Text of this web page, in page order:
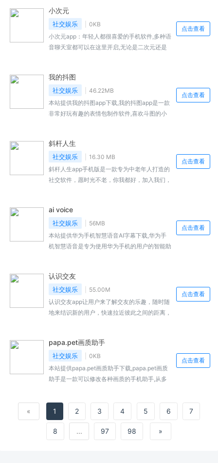
小次元
社交娱乐
0KB
小次元app：年轻人都很喜爱的手机软件,多种语
音聊天室都可以在这里开启,无论是二次元还是
趣的其他用户,让你兴趣...
点击查看
我的抖图
社交娱乐
46.22MB
本站提供我的抖图app下载,我的抖图app是一款
非常好玩有趣的表情包制作软件,喜欢斗图的小
点击查看
斜杆人生
社交娱乐
16.30 MB
斜杆人生app手机版是一款专为中老年人打造的
社交软件，愿时光不老，你我都好，加入我们，
幸福的一颗心，快来下载吧。
点击查看
ai voice
社交娱乐
56MB
本站提供华为手机智慧语音AI字幕下载,华为手
机智慧语音是专为使用华为手机的用户的智能助
慧语音AI字幕新版免费下载地址...
点击查看
认识交友
社交娱乐
55.00M
认识交友app让用户来了解交友的乐趣，随时随
地来结识新的用户，快速拉近彼此之间的距离，
点击查看
papa.pet画质助手
社交娱乐
0KB
本站提供papa.pet画质助手下载,papa.pet画质
助手是一款可以修改各种画质的手机助手,从多
址...
点击查看
« 1 2 3 4 5 6 7
8 ... 97 98 »